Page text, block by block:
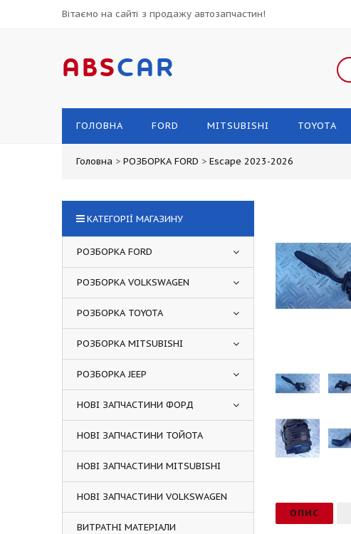
Вітаємо на сайті з продажу автозапчастин!
ABSCAR
ГОЛОВНА FORD MITSUBISHI TOYOTA
Головна > РОЗБОРКА FORD > Escape 2023-2026
ОПИС
КАТЕГОРІЇ МАГАЗИНУ
РОЗБОРКА FORD
РОЗБОРКА VOLKSWAGEN
РОЗБОРКА TOYOTA
РОЗБОРКА MITSUBISHI
РОЗБОРКА JEEP
НОВІ ЗАПЧАСТИНИ ФОРД
НОВІ ЗАПЧАСТИНИ ТОЙОТА
НОВІ ЗАПЧАСТИНИ MITSUBISHI
НОВІ ЗАПЧАСТИНИ VOLKSWAGEN
ВИТРАТНІ МАТЕРІАЛИ